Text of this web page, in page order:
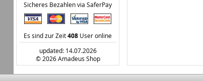
Sicheres Bezahlen via SaferPay
Es sind zur Zeit408 User online
updated: 14.07.2026
© 2026 Amadeus Shop